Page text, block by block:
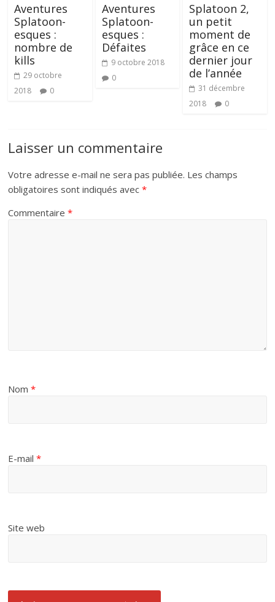
Aventures
Splatoon-
esques :
nombre de
kills
29 octobre
2018
0
Aventures
Splatoon-
esques :
Défaites
9 octobre 2018
0
Splatoon 2,
un petit
moment de
grâce en ce
dernier jour
de l’année
31 décembre
2018
0
Laisser un commentaire
Votre adresse e-mail ne sera pas publiée. Les champs
obligatoires sont indiqués avec*
Commentaire*
Nom*
E-mail*
Site web